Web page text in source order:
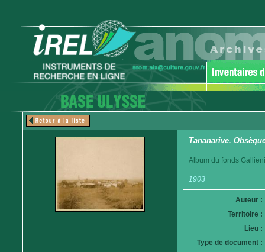
Tananarive.
Album du fonds
1903
Auteur :
Territoire :
Lieu :
Type de document :